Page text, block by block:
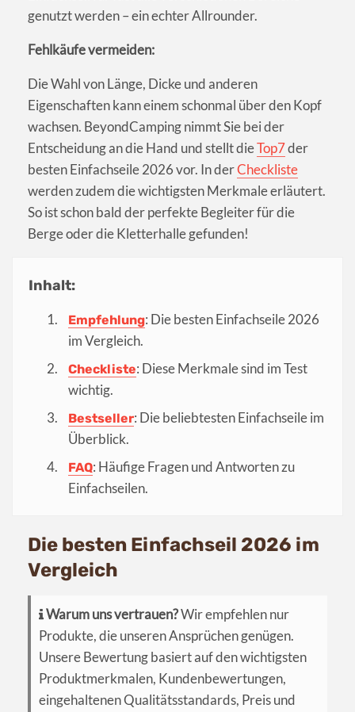
genutzt werden – ein echter Allrounder.
Fehlkäufe vermeiden:
Die Wahl von Länge, Dicke und anderen
Eigenschaften kann einem schonmal über den Kopf
wachsen. BeyondCamping nimmt Sie bei der
Entscheidung an die Hand und stellt dieTop7der
besten Einfachseile 2026 vor. In derCheckliste
werden zudem die wichtigsten Merkmale erläutert.
So ist schon bald der perfekte Begleiter für die
Berge oder die Kletterhalle gefunden!
Inhalt:
Empfehlung: Die besten Einfachseile 2026
im Vergleich.
Checkliste: Diese Merkmale sind im Test
wichtig.
Bestseller: Die beliebtesten Einfachseile im
Überblick.
FAQ: Häufige Fragen und Antworten zu
Einfachseilen.
Die besten Einfachseil 2026 im
Vergleich
Warum uns vertrauen?Wir empfehlen nur
Produkte, die unseren Ansprüchen genügen.
Unsere Bewertung basiert auf den wichtigsten
Produktmerkmalen, Kundenbewertungen,
eingehaltenen Qualitätsstandards, Preis und